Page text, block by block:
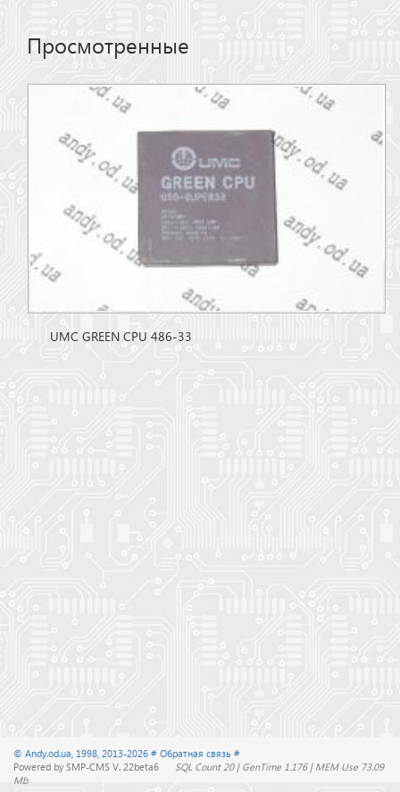
Просмотренные
UMC GREEN CPU 486-33
© Andy.od.ua, 1998, 2013-2026 # Обратная связь #
Powered by SMP-CMS V. 22beta6
SQL Count 20 | GenTime 1.176 | MEM Use 73.09
Mb